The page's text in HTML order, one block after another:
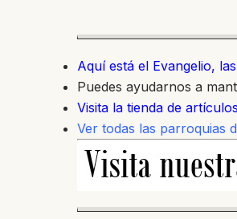
Aquí está el Evangelio,
Puedes ayudarnos a
Visita la tienda de
Ver todas las parroquias